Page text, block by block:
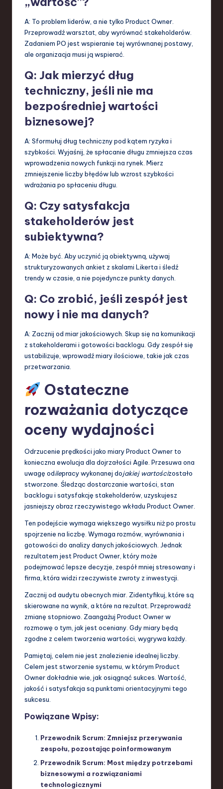
A: To problem liderów, a nie tylko Product Owner.
Przeprowadź warsztat, aby wyrównać stakeholderów.
Zadaniem PO jest wspieranie tej wyrównanej postawy,
ale organizacja musi ją wspierać.
Q: Jak mierzyć dług
techniczny, jeśli nie ma
bezpośredniej wartości
biznesowej?
A: Sformułuj dług techniczny pod kątem ryzyka i
szybkości. Wyjaśnij, że spłacanie długu zmniejsza czas
wprowadzenia nowych funkcji na rynek. Mierz
zmniejszenie liczby błędów lub wzrost szybkości
wdrażania po spłaceniu długu.
Q: Czy satysfakcja
stakeholderów jest
subiektywna?
A: Może być. Aby uczynić ją obiektywną, używaj
strukturyzowanych ankiet z skalami Likerta i śledź
trendy w czasie, a nie pojedyncze punkty danych.
Q: Co zrobić, jeśli zespół jest
nowy i nie ma danych?
A: Zacznij od miar jakościowych. Skup się na komunikacji
z stakeholderami i gotowości backlogu. Gdy zespół się
ustabilizuje, wprowadź miary ilościowe, takie jak czas
przetwarzania.
Ostateczne
rozważania dotyczące
oceny wydajności
Odrzucenie prędkości jako miary Product Owner to
konieczna ewolucja dla dojrzałości Agile. Przesuwa ona
uwagę odilepracy wykonanej dojakiej wartościzostało
stworzone. Śledząc dostarczanie wartości, stan
backlogu i satysfakcję stakeholderów, uzyskujesz
jasniejszy obraz rzeczywistego wkładu Product Owner.
Ten podejście wymaga większego wysiłku niż po prostu
spojrzenie na liczbę. Wymaga rozmów, wyrównania i
gotowości do analizy danych jakościowych. Jednak
rezultatem jest Product Owner, który może
podejmować lepsze decyzje, zespół mniej stresowany i
firma, która widzi rzeczywiste zwroty z inwestycji.
Zacznij od audytu obecnych miar. Zidentyfikuj, które są
skierowane na wynik, a które na rezultat. Przeprowadź
zmianę stopniowo. Zaangażuj Product Owner w
rozmowę o tym, jak jest oceniany. Gdy miary będą
zgodne z celem tworzenia wartości, wygrywa każdy.
Pamiętaj, celem nie jest znalezienie idealnej liczby.
Celem jest stworzenie systemu, w którym Product
Owner dokładnie wie, jak osiągnąć sukces. Wartość,
jakość i satysfakcja są punktami orientacyjnymi tego
sukcesu.
Powiązane Wpisy:
Przewodnik Scrum: Zmniejsz przerywania
zespołu, pozostając poinformowanym
Przewodnik Scrum: Most między potrzebami
biznesowymi a rozwiązaniami
technologicznymi